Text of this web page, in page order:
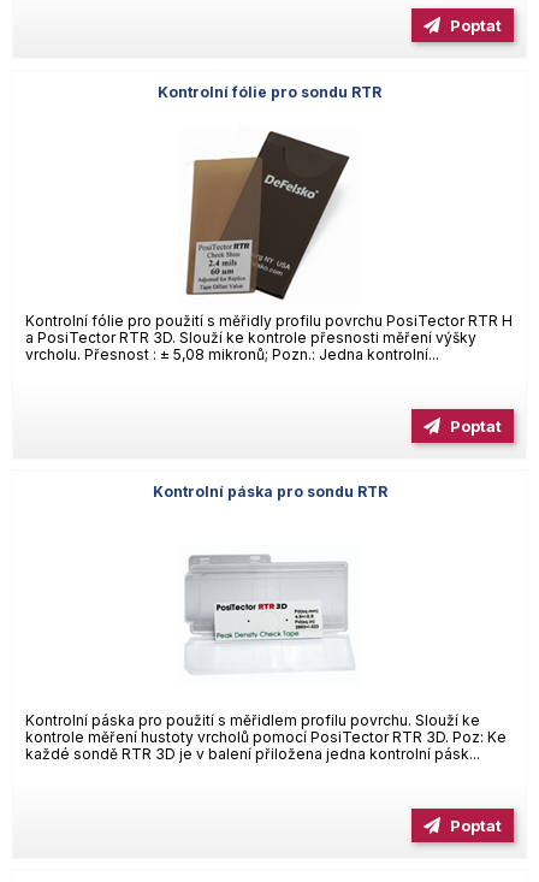
Poptat
Kontrolní fólie pro sondu RTR
Kontrolní fólie pro použití s měřidly profilu povrchu PosiTector RTR H
a PosiTector RTR 3D. Slouží ke kontrole přesnosti měření výšky
vrcholu. Přesnost : ± 5,08 mikronů; Pozn.: Jedna kontrolní...
Poptat
Kontrolní páska pro sondu RTR
Kontrolní páska pro použití s měřidlem profilu povrchu. Slouží ke
kontrole měření hustoty vrcholů pomocí PosiTector RTR 3D. Poz: Ke
každé sondě RTR 3D je v balení přiložena jedna kontrolní pásk...
Poptat